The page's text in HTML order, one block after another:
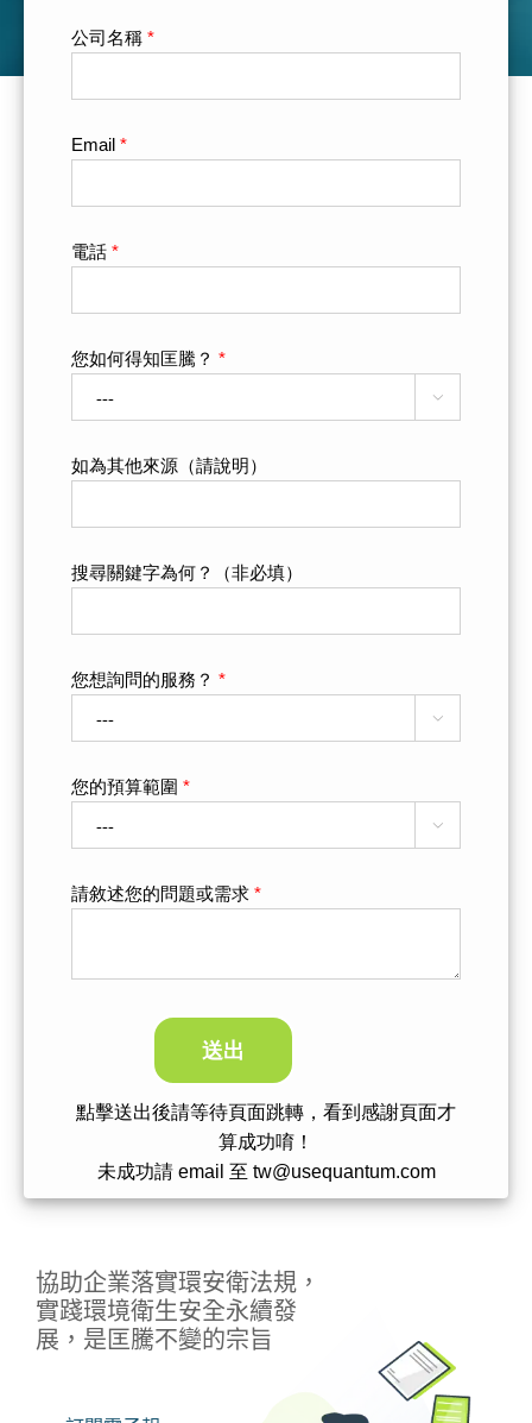
公司名稱 *
Email *
電話 *
您如何得知匡騰？ *

如為其他來源（請說明）
搜尋關鍵字為何？（非必填）
您想詢問的服務？ *

您的預算範圍 *

請敘述您的問題或需求 *
點擊送出後請等待頁面跳轉，看到感謝頁面才
算成功唷！
未成功請 email 至 tw@usequantum.com
協助企業落實環安衛法規，
實踐環境衛生安全永續發
展，是匡騰不變的宗旨